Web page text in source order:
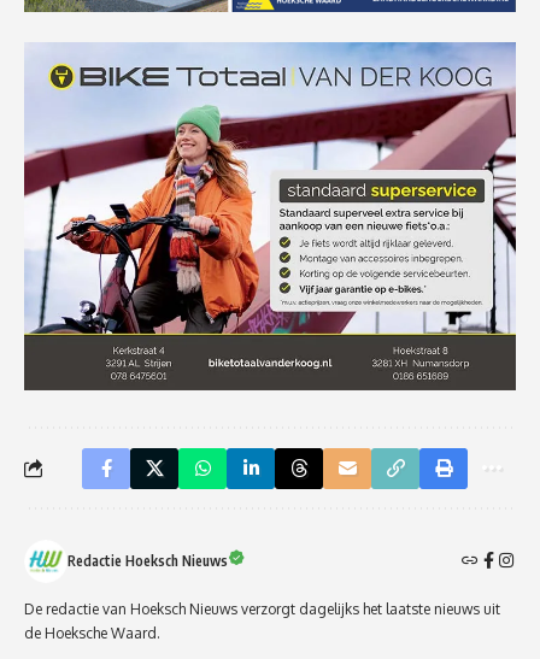
Redactie Hoeksch Nieuws
De redactie van Hoeksch Nieuws verzorgt dagelijks het laatste nieuws uit
de Hoeksche Waard.